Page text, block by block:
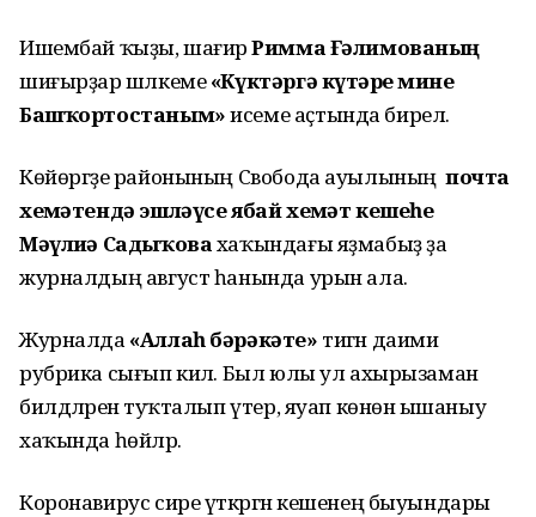
Ишембай ҡыҙы, шағирәРимма Ғәлимованың
шиғырҙар шәлкеме«Күктәргә күтәрҙе мине
Башҡортостаным»исеме аҫтында бирелә.
Көйөргәҙе районының Свобода ауылыныңпочта
хеҙмәтендә эшләүсе ябай хеҙмәт кешеһе
Мәүлиҙә Садыҡовахаҡындағы яҙмабыҙ ҙа
журналдың август һанында урын ала.
Журналда «Аллаһ бәрәкәте» тигән даими
рубрика сығып килә. Был юлы ул ахырызаман
билдәләренә туҡталып үтер, яуап көнөнә ышаныу
хаҡында һөйләр.
Коронавирус сире үткәргән кешенең быуындары